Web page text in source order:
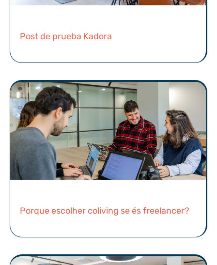
Post de prueba Kadora
Porque escolher coliving se és freelancer?